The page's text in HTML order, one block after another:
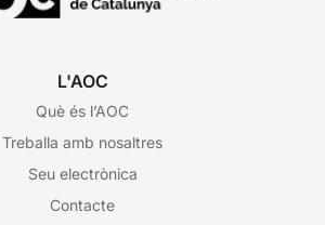
L'AOC
Què és l’AOC
Treballa amb nosaltres
Seu electrònica
Contacte